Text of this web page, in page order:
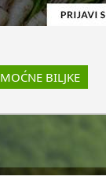
MOĆNE BILJKE